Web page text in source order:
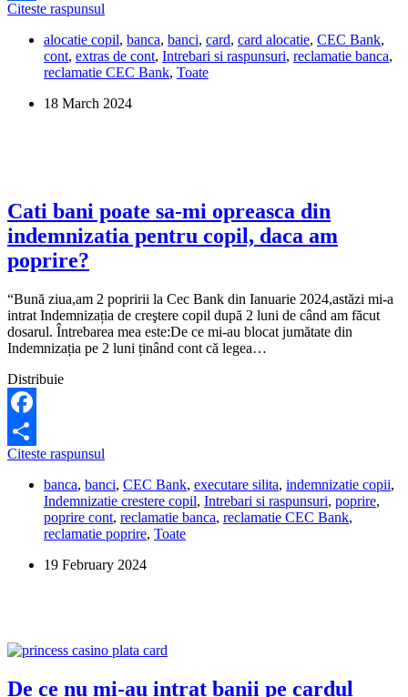
Share
Citeste raspunsul
obtine
un
extras
cont
alocatie copil, banca, banci, card, card alocatie, CEC Bank,
cont, extras de cont, Intrebari si raspunsuri, reclamatie banca,
reclamatie CEC Bank, Toate
18 March 2024
Cati bani poate sa-mi opreasca din
indemnizatia pentru copil, daca am
poprire?
“Bună ziua,am 2 popririi la Cec Bank din Ianuarie 2024,astăzi mi-a
intrat Indemnizația de creştere copil după 2 luni de când am făcut
dosarul. Întrebarea mea este:De ce mi-au blocat jumătate din
Indemnizația pe 2 luni ținând cont că legea…
Distribuie
Facebook
Share
Citeste raspunsul
poate
sa-
mi
opreasca
indemnizatia
poprire?
banca, banci, CEC Bank, executare silita, indemnizatie copii,
Indemnizatie crestere copil, Intrebari si raspunsuri, poprire,
poprire cont, reclamatie banca, reclamatie CEC Bank,
reclamatie poprire, Toate
19 February 2024
De ce nu mi-au intrat banii pe cardul